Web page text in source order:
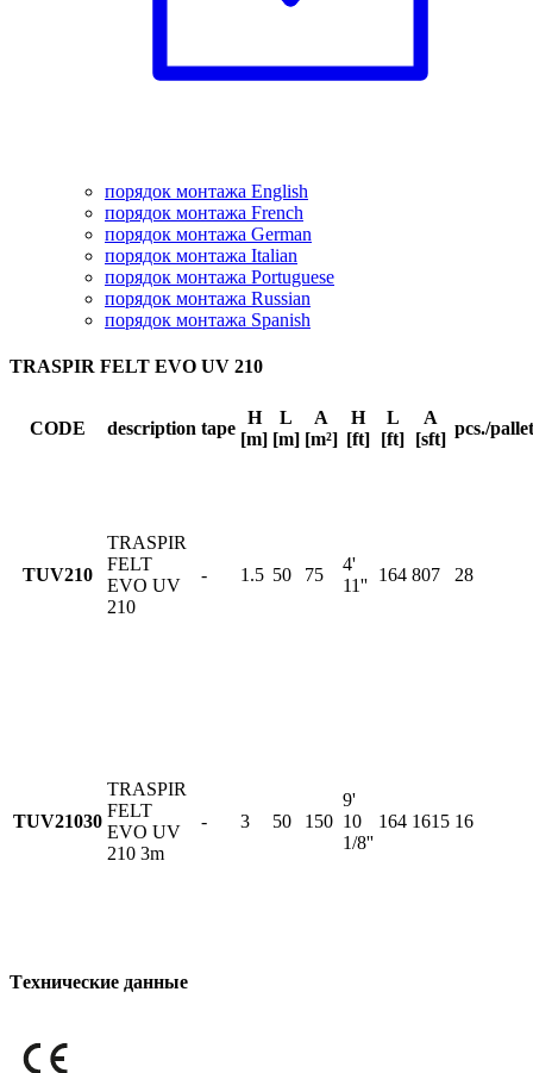
порядок монтажа English
порядок монтажа French
порядок монтажа German
порядок монтажа Italian
порядок монтажа Portuguese
порядок монтажа Russian
порядок монтажа Spanish
TRASPIR FELT EVO UV 210
CODE description tape
H
[m]
L
[m]
A
[m²]
H
[ft]
L
[ft]
A
[sft]
pcs./pallet
TUV210
TRASPIR
FELT
EVO UV
210
- 1.5 50 75
4'
11''
164 807 28
TUV21030
TRASPIR
FELT
EVO UV
210 3m
- 3 50 150
9'
10
1/8''
164 1615 16
Tехнические данные